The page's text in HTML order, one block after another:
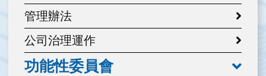
管理辦法
公司治理運作
功能性委員會